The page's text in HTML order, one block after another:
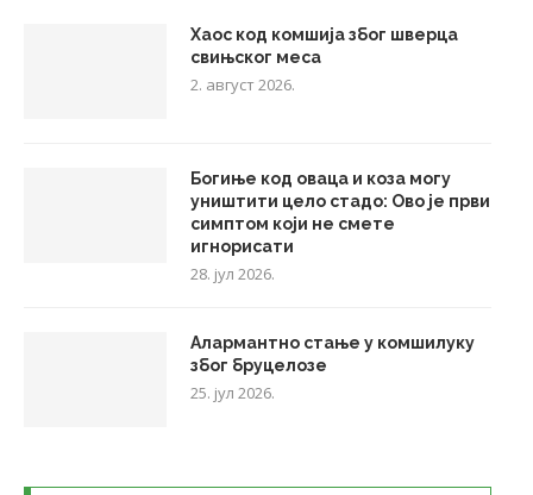
Хаос код комшија због шверца
свињског меса
2. август 2026.
Богиње код оваца и коза могу
уништити цело стадо: Ово је први
симптом који не смете
игнорисати
28. јул 2026.
Алармантно стање у комшилуку
због бруцелозе
25. јул 2026.